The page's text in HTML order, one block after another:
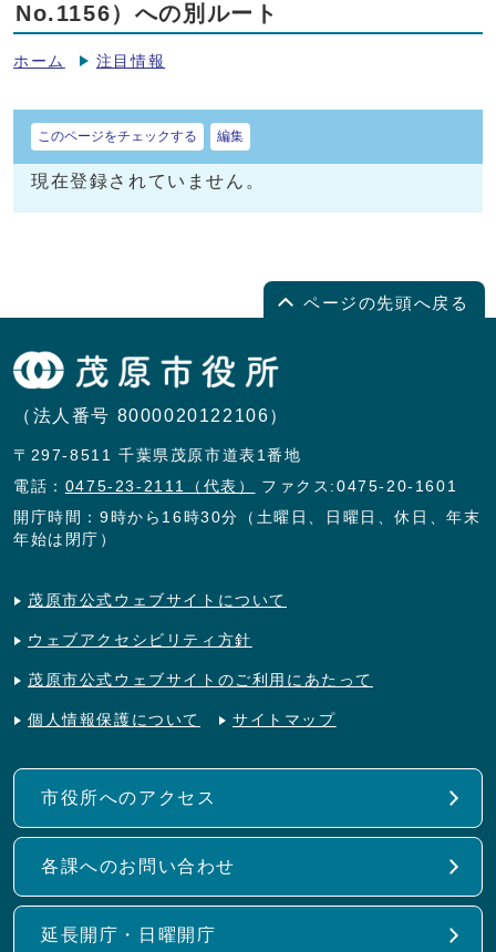
No.1156）への別ルート
ホーム 注目情報
このページをチェックする 編集
現在登録されていません。
ページの先頭へ戻る
（法人番号 8000020122106）
〒297-8511 千葉県茂原市道表1番地
電話： 0475-23-2111（代表）
ファクス:0475-20-1601
開庁時間：9時から16時30分（土曜日、日曜日、休日、年末
年始は閉庁）
茂原市公式ウェブサイトについて
ウェブアクセシビリティ方針
茂原市公式ウェブサイトのご利用にあたって
個人情報保護について サイトマップ
市役所へのアクセス
各課へのお問い合わせ
延長開庁・日曜開庁